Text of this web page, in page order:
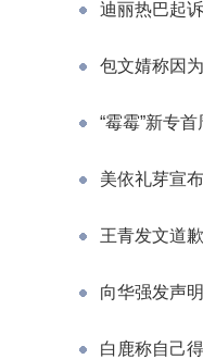
迪丽热巴起
包文婧称因
“霉霉”新专
美依礼芽宣
王青发文道
向华强发声
白鹿称自己